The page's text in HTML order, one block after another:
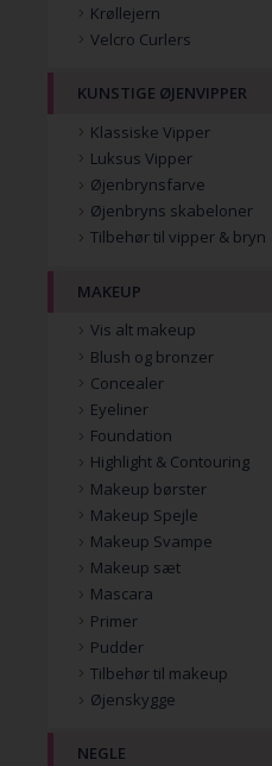
Krøllejern
Velcro Curlers
KUNSTIGE ØJENVIPPER
Klassiske Vipper
Luksus Vipper
Øjenbrynsfarve
Øjenbryns skabeloner
Tilbehør til vipper & bryn
MAKEUP
Vis alt makeup
Blush og bronzer
Concealer
Eyeliner
Foundation
Highlight & Contouring
Makeup børster
Makeup Spejle
Makeup Svampe
Makeup sæt
Mascara
Primer
Pudder
Tilbehør til makeup
Øjenskygge
NEGLE